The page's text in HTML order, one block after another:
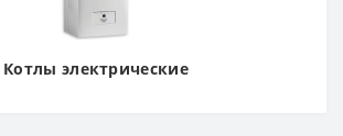
Котлы электрические